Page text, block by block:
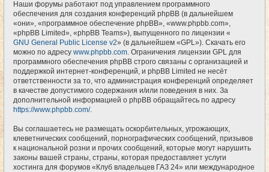
Наши форумы работают под управлением программного
обеспечения для создания конференций phpBB (в дальнейшем
«они», «программное обеспечение phpBB», «www.phpbb.com»,
«phpBB Limited», «phpBB Teams»), выпущенного по лицензии «
GNU General Public License v2» (в дальнейшем «GPL»). Скачать его
можно по адресу www.phpbb.com. Ограничения лицензии GPL для
программного обеспечения phpBB строго связаны с организацией и
поддержкой интернет-конференций, и phpBB Limited не несёт
ответственности за то, что администрация конференций определяет
в качестве допустимого содержания и/или поведения в них. За
дополнительной информацией о phpBB обращайтесь по адресу
https://www.phpbb.com/.
Вы соглашаетесь не размещать оскорбительных, угрожающих,
клеветнических сообщений, порнографических сообщений, призывов
к национальной розни и прочих сообщений, которые могут нарушить
законы вашей страны, страны, которая предоставляет услуги
хостинга для форумов «Клуб владельцев ГАЗ 24» или международное